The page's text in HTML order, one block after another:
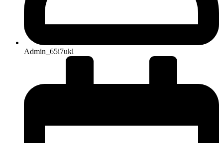
Admin_65i7ukl